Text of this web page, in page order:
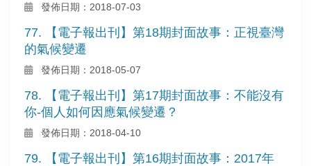
發佈日期：2018-07-03
77. 【電子報出刊】第18期封面故事：正視臺灣
的氣候變遷
發佈日期：2018-05-07
78. 【電子報出刊】第17期封面故事：不能沒有
你-個人如何因應氣候變遷？
發佈日期：2018-04-10
79. 【電子報出刊】第16期封面故事：2017年